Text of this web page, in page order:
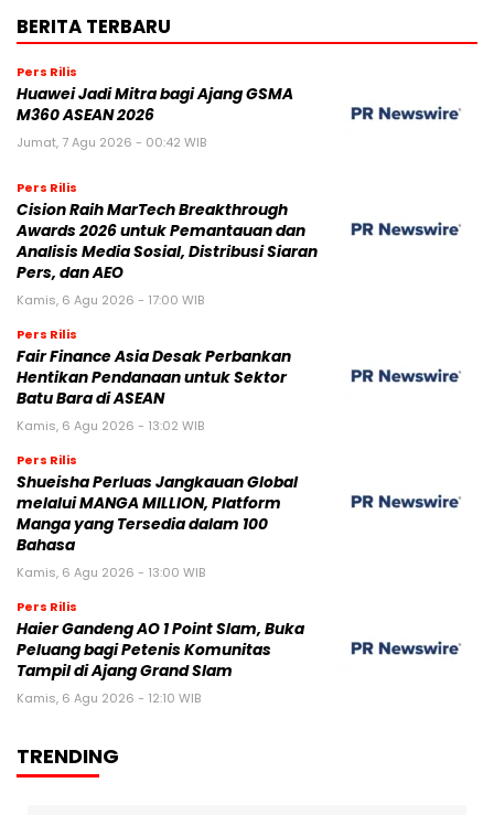
BERITA TERBARU
Pers Rilis
Huawei Jadi Mitra bagi Ajang GSMA
M360 ASEAN 2026
Jumat, 7 Agu 2026 - 00:42 WIB
Pers Rilis
Cision Raih MarTech Breakthrough
Awards 2026 untuk Pemantauan dan
Analisis Media Sosial, Distribusi Siaran
Pers, dan AEO
Kamis, 6 Agu 2026 - 17:00 WIB
Pers Rilis
Fair Finance Asia Desak Perbankan
Hentikan Pendanaan untuk Sektor
Batu Bara di ASEAN
Kamis, 6 Agu 2026 - 13:02 WIB
Pers Rilis
Shueisha Perluas Jangkauan Global
melalui MANGA MILLION, Platform
Manga yang Tersedia dalam 100
Bahasa
Kamis, 6 Agu 2026 - 13:00 WIB
Pers Rilis
Haier Gandeng AO 1 Point Slam, Buka
Peluang bagi Petenis Komunitas
Tampil di Ajang Grand Slam
Kamis, 6 Agu 2026 - 12:10 WIB
TRENDING